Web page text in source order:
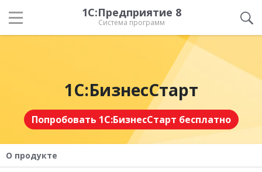
1С:Предприятие 8
Система программ
1С:БизнесСтарт
Попробовать 1С:БизнесСтарт бесплатно
О продукте